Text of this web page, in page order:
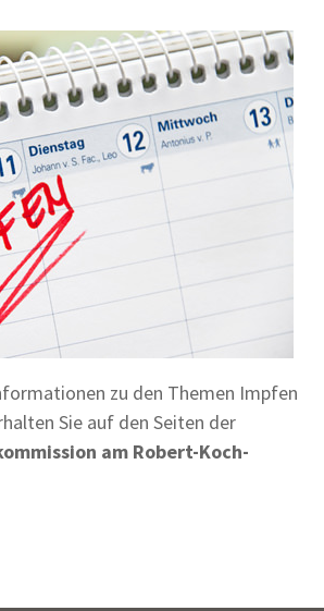
zu den Themen Impfen
Sie auf den Seiten der
am Robert-Koch-